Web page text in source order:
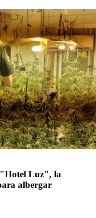
"Hotel Luz", la
albergar